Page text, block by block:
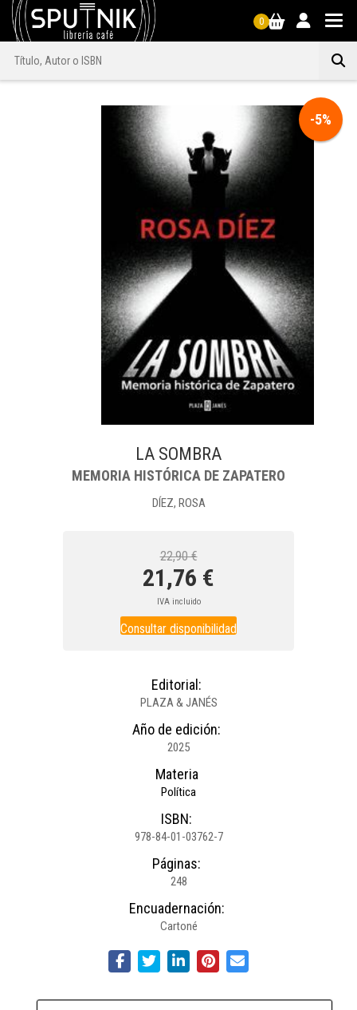
0
-5%
LA SOMBRA
MEMORIA HISTÓRICA DE ZAPATERO
DÍEZ, ROSA
22,90 €
21,76 €
IVA incluido
Consultar disponibilidad
Editorial:
PLAZA & JANÉS
Año de edición:
2025
Materia
Política
ISBN:
978-84-01-03762-7
Páginas:
248
Encuadernación:
Cartoné